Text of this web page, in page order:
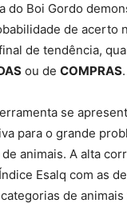
do Boi Gordo
de acerto
de tendência,
ou de COMPRAS.
se
para o grande
animais. A alta
Esalq com as
de